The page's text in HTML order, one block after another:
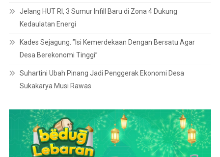
Jelang HUT RI, 3 Sumur Infill Baru di Zona 4 Dukung
Kedaulatan Energi
Kades Sejagung. ”Isi Kemerdekaan Dengan Bersatu Agar
Desa Berekonomi Tinggi”
Suhartini Ubah Pinang Jadi Penggerak Ekonomi Desa
Sukakarya Musi Rawas